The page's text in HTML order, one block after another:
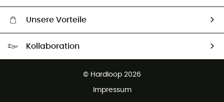
Unsere Vorteile
Kollaboration
© Hardloop 2026
Impressum